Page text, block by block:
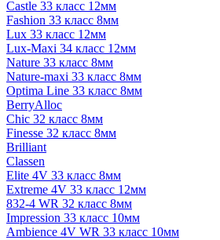
Castle 33 класс 12мм
Fashion 33 класс 8мм
Lux 33 класс 12мм
Lux-Maxi 34 класс 12мм
Nature 33 класс 8мм
Nature-maxi 33 класс 8мм
Optima Line 33 класс 8мм
BerryAlloc
Chic 32 класс 8мм
Finesse 32 класс 8мм
Brilliant
Classen
Elite 4V 33 класс 8мм
Extreme 4V 33 класс 12мм
832-4 WR 32 класс 8мм
Impression 33 класс 10мм
Ambience 4V WR 33 класс 10мм